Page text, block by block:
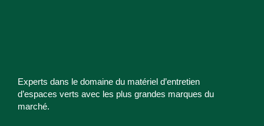
Experts dans le domaine du matériel d’entretien
d’espaces verts avec les plus grandes marques du
marché.